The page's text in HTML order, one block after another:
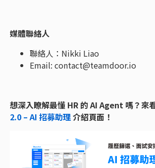
媒體聯絡人
聯絡人：Nikki Liao
Email: contact@teamdoor.io
想深入瞭解最懂 HR 的 AI Agent 嗎？來
2.0 – AI 招募助理介紹頁面！